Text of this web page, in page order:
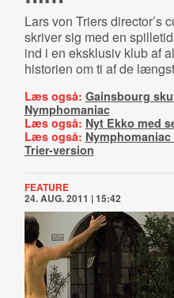
Lars von Triers director’s
skriver sig med en
ind i en eksklusiv klub af
historien om ti af de
Læs også: Gainsbourg
Nymphomaniac
Læs også: Nyt Ekko med
Læs også:
Trier-version
FEATURE
24. AUG. 2011 | 15:42